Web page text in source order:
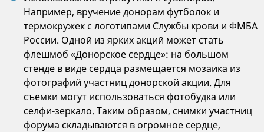
Например, вручение донорам футболок и
термокружек с логотипами Службы крови и ФМБА
России. Одной из ярких акций может стать
флешмоб «Донорское сердце»: на большом
стенде в виде сердца размещается мозаика из
фотографий участниц донорской акции. Для
съемки могут использоваться фотобудка или
селфи-зеркало. Таким образом, снимки участниц
форума складываются в огромное сердце,